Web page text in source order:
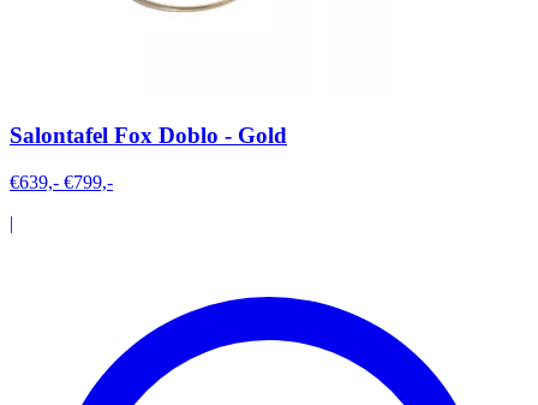
Salontafel Fox Doblo - Gold
€639,- €799,-
|